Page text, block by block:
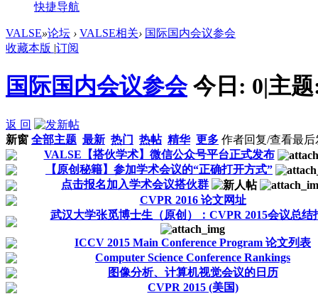
快捷导航
VALSE»论坛 › VALSE相关› 国际国内会议参会
收藏本版 |订阅
国际国内会议参会 今日: 0|主
返 回
新窗 全部主题 最新 热门 热帖 精华 更多 作者回复/查看最后
VALSE【搭伙学术】微信公众号平台正式发布
【原创秘籍】参加学术会议的“正确打开方式”
点击报名加入学术会议搭伙群
CVPR 2016 论文网址
武汉大学张觅博士生（原创）：CVPR 2015会议总结
ICCV 2015 Main Conference Program 论文列表
Computer Science Conference Rankings
图像分析、计算机视觉会议的日历
CVPR 2015 (美国)